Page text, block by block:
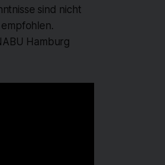
sind nicht
Hamburg